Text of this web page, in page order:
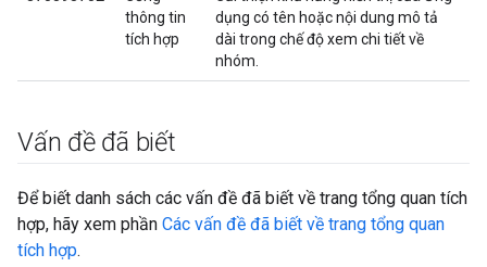
thông tin
tích hợp
dụng có tên hoặc nội dung mô tả
dài trong chế độ xem chi tiết về
nhóm.
Vấn đề đã biết
Để biết danh sách các vấn đề đã biết về trang tổng quan tích
hợp, hãy xem phần Các vấn đề đã biết về trang tổng quan
tích hợp.